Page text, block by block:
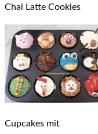
Chai Latte Cookies
Cupcakes mit